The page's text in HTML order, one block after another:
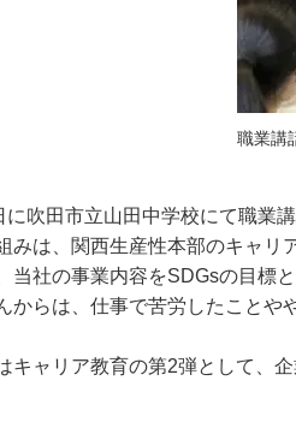
職業講
に吹田市立山田中学校にて職業
みは、関西生産性本部のキャリ
当社の事業内容をSDGsの目標
からは、仕事で苦労したことや
キャリア教育の第2弾として、